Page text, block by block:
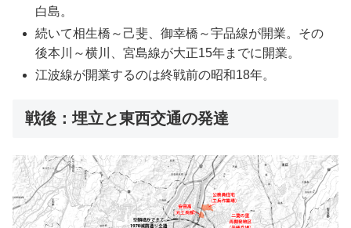
白島。
続いて相生橋～己斐、御幸橋～宇品線が開業。その
後本川～横川、宮島線が大正15年までに開業。
江波線が開業するのは終戦前の昭和18年。
戦後：埋立と東西交通の発達